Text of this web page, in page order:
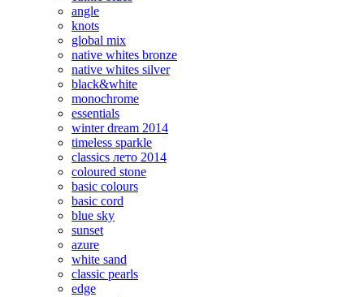
angle
knots
global mix
native whites bronze
native whites silver
black&white
monochrome
essentials
winter dream 2014
timeless sparkle
classics лето 2014
coloured stone
basic colours
basic cord
blue sky
sunset
azure
white sand
classic pearls
edge